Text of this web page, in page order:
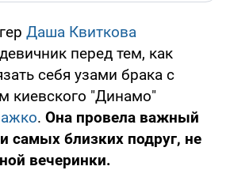
Даша Квиткова
перед тем, как
себя узами брака с
киевского "Динамо"
. Она провела важный
самых близких подруг, не
вечеринки.